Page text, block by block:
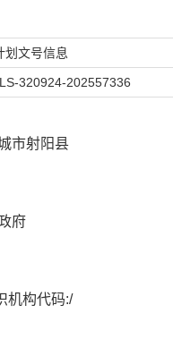
划文号信息
320924-202557336
市射阳县
府
机构代码:/